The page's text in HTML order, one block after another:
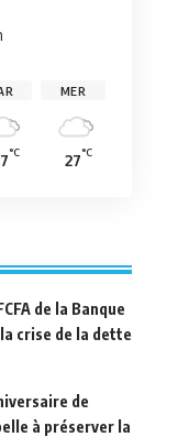
°C
MER
27°C
de la Banque
crise de la dette
de
à préserver la